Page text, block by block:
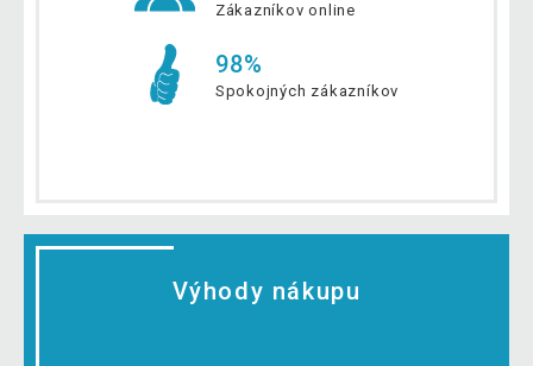
Zákazníkov online
98%
Spokojných zákazníkov
Výhody nákupu